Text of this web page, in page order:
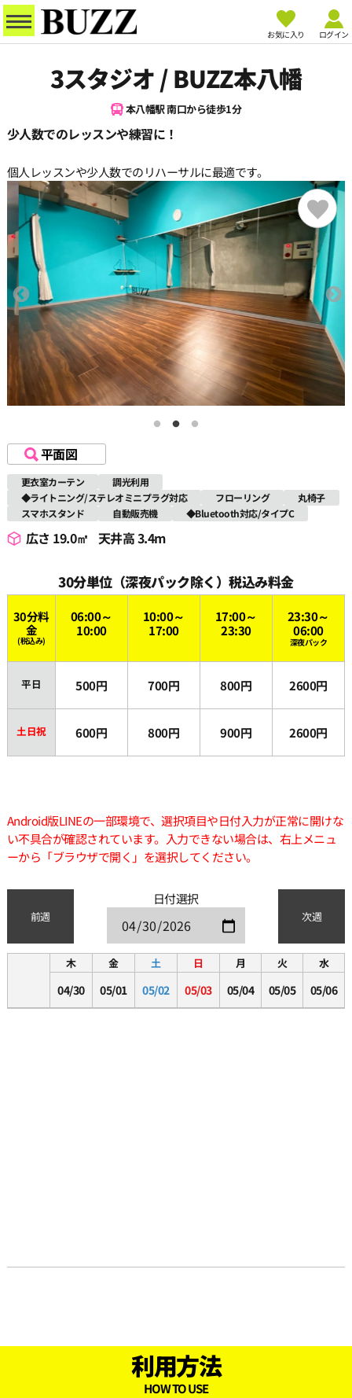
お気に入り ログイン
3スタジオ / BUZZ本八幡
本八幡駅 南口から徒歩1分
少人数でのレッスンや練習に！
個人レッスンや少人数でのリハーサルに最適です。
平面図
更衣室カーテン
調光利用
◆ライトニング/ステレオミニプラグ対応
フローリング
丸椅子
スマホスタンド
自動販売機 ◆Bluetooth対応/タイプC
広さ 19.0㎡ 天井高 3.4m
30分単位（深夜パック除く）税込み料金
30分料
金
(税込み)
06:00～
10:00
10:00～
17:00
17:00～
23:30
23:30～
06:00
深夜パック
平日 500円 700円 800円 2600円
土日祝 600円 800円 900円 2600円
Android版LINEの一部環境で、選択項目や日付入力が正常に開けな
い不具合が確認されています。入力できない場合は、右上メニュ
ーから「ブラウザで開く」を選択してください。
前週
日付選択
次週
木
04/30
金
05/01
土
05/02
日
05/03
月
05/04
火
05/05
水
05/06
利用方法
HOW TO USE